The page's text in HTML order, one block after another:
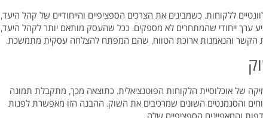
ללקוחות. כשמבינים את הצרכים הספציפיים והייחודיים של קהל היעד,
ערך ייחודי שהמתחרים לא מספקים. ככל שהעסק מותאם יותר לקהל היעד,
את הקשר והנאמנות ארוכת הטווח, שהם המפתח להצלחה עסקית מתמשכת.
של אוכלוסיית הלקוחות הפוטנציאלית. כתוצאה מכך, מתקבלת תמונה
והסגמנטים השונים שמרכיבים את השוק. ההבנה הזו מאפשרת לפנות